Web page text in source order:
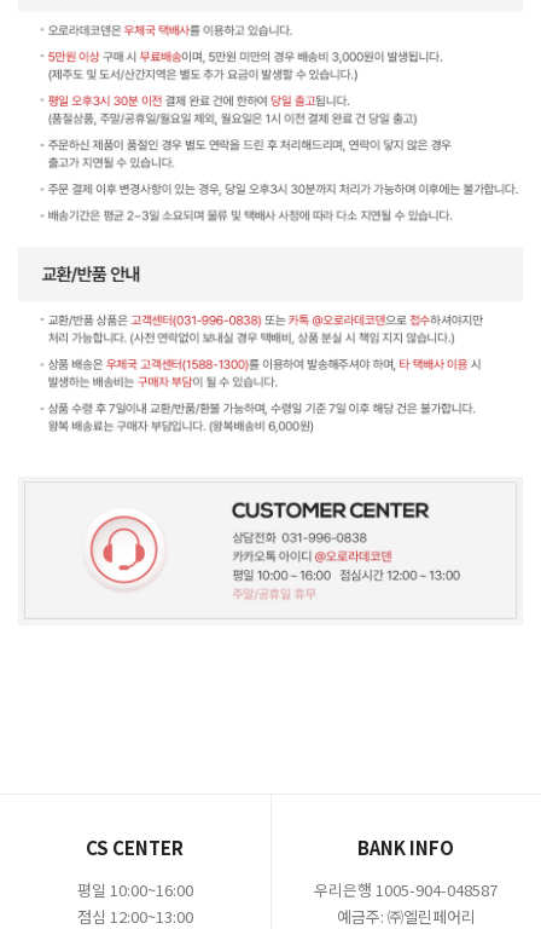
CS CENTER
평일 10:00~16:00
점심 12:00~13:00
BANK INFO
우리은행 1005-904-048587
예금주: ㈜엘린페어리